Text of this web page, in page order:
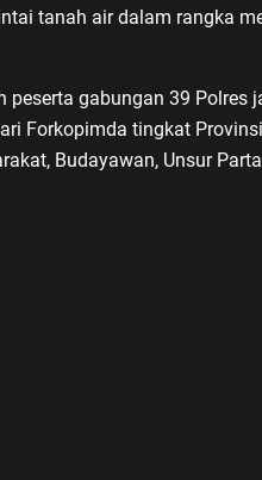
tanah air dalam rangka
peserta gabungan 39
Forkopimda tingkat
Budayawan, Unsur